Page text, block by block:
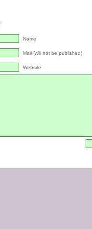
Name
Mail (will not be published)
Website